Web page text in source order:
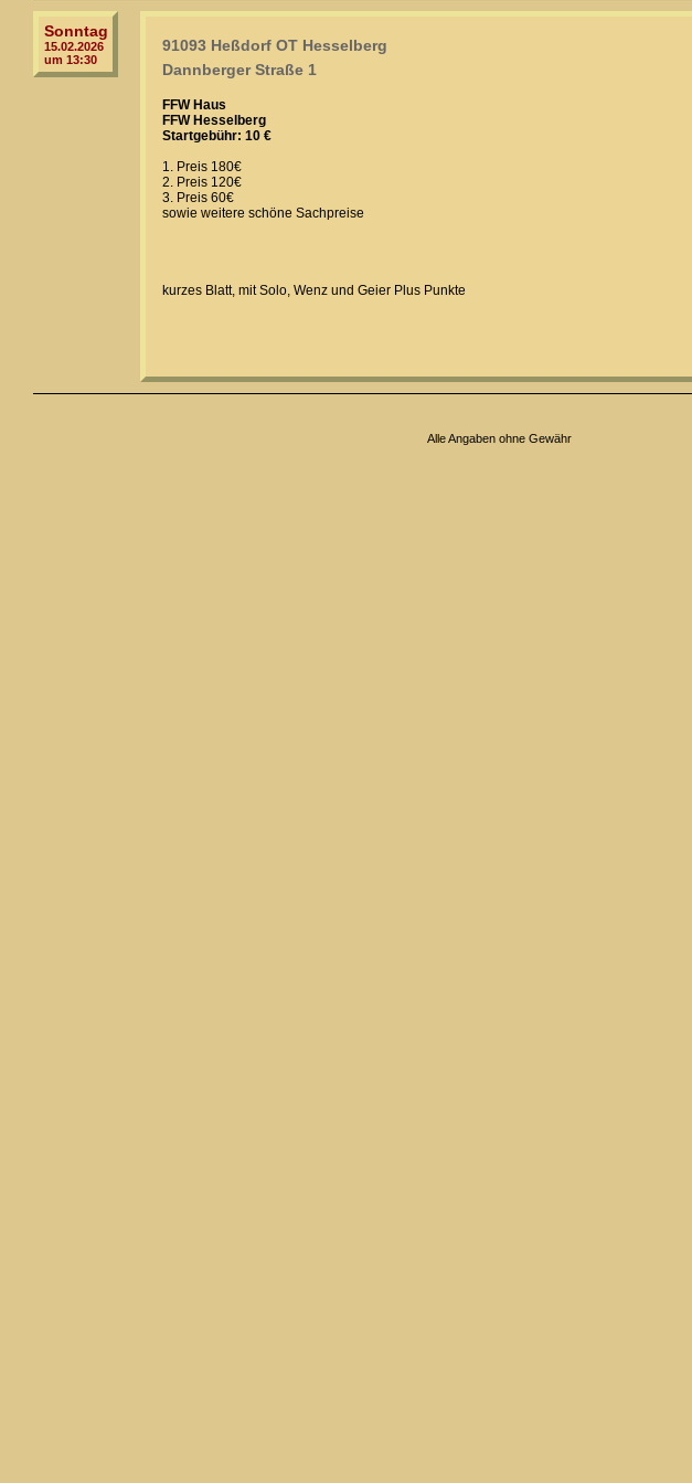
Sonntag
15.02.2026
um 13:30
91093 Heßdorf OT Hesselberg
Dannberger Straße 1
FFW Haus
FFW Hesselberg
Startgebühr: 10 €
1. Preis 180€
2. Preis 120€
3. Preis 60€
sowie weitere schöne Sachpreise
kurzes Blatt, mit Solo, Wenz und Geier Plus Punkte
Alle Angaben ohne Gewähr